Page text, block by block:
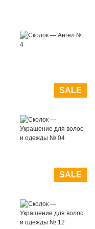
SALE
SALE